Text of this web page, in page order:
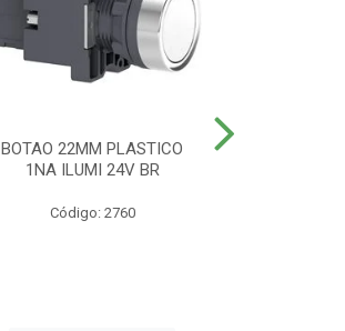
BOTAO 22MM PLASTICO
1NA ILUMI 24V BR
Código: 2760